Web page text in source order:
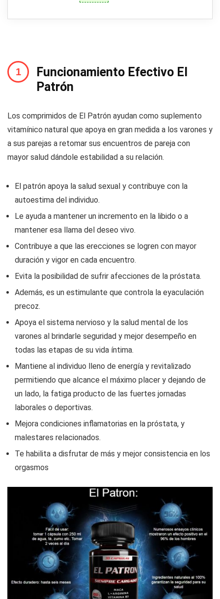
Funcionamiento Efectivo El
Patrón
Los comprimidos de El Patrón ayudan como suplemento
vitamínico natural que apoya en gran medida a los varones y
a sus parejas a retomar sus encuentros de pareja con
mayor salud dándole estabilidad a su relación.
El patrón apoya la salud sexual y contribuye con la
autoestima del individuo.
Le ayuda a mantener un incremento en la libido o a
mantener esa llama del deseo vivo.
Contribuye a que las erecciones se logren con mayor
duración y vigor en cada encuentro.
Evita la posibilidad de sufrir afecciones de la próstata.
Además, es un estimulante que controla la eyaculación
precoz.
Apoya el sistema nervioso y la salud mental de los
varones al brindarle seguridad y mejor desempeño en
todas las etapas de su vida íntima.
Mantiene al individuo lleno de energía y revitalizado
permitiendo que alcance el máximo placer y dejando de
un lado, la fatiga producto de las fuertes jornadas
laborales o deportivas.
Mejora condiciones inflamatorias en la próstata, y
malestares relacionados.
Te habilita a disfrutar de más y mejor consistencia en los
orgasmos